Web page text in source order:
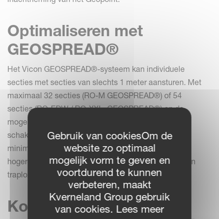
Optimaliseren met
GEOSPREAD®
Het Vicon GEOSPREAD®-systeem kan individuele
secties met secties van slechts 1 meter aansturen. Met
maximaal 32 secties (RO-M GEOSPREAD®) of 54
secties (RO-EDW / RO-XXL GEOSPREAD®) en de
mogelijkheid om secties over het midden te
schakelen, wordt onnodige overlap tot een absoluut
minimum beperkt. In combinatie met een
hogere rijsnelheid biedt de 1 meter sectieregeling een
traploze instelling van het strooibeeld.
Kostenbesparing
Gebruik van cookiesOm de
website zo optimaal
mogelijk vorm te geven en
voortdurend te kunnen
verbeteren, maakt
Kverneland Group gebruik
van cookies. Lees meer